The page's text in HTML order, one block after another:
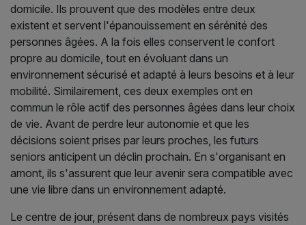
domicile. Ils prouvent que des modèles entre deux
existent et servent l'épanouissement en sérénité des
personnes âgées. A la fois elles conservent le confort
propre au domicile, tout en évoluant dans un
environnement sécurisé et adapté à leurs besoins et à leur
mobilité. Similairement, ces deux exemples ont en
commun le rôle actif des personnes âgées dans leur choix
de vie. Avant de perdre leur autonomie et que les
décisions soient prises par leurs proches, les futurs
seniors anticipent un déclin prochain. En s'organisant en
amont, ils s'assurent que leur avenir sera compatible avec
une vie libre dans un environnement adapté.
Le centre de jour, présent dans de nombreux pays visités